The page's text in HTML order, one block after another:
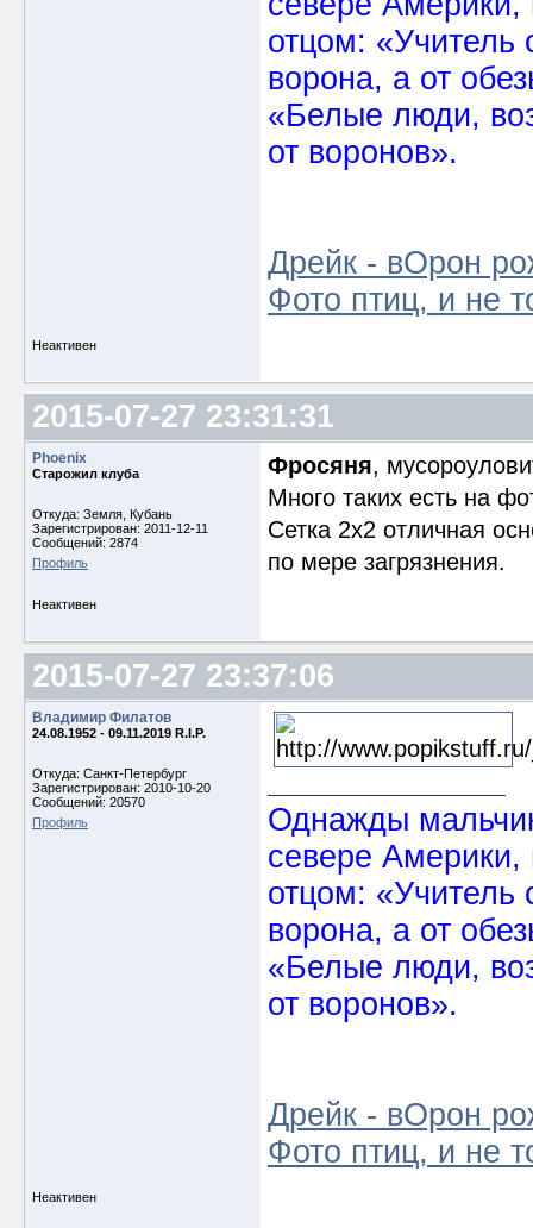
отцом: «Учитель
ворона, а от
«Белые люди,
от воронов».
Дрейк - вОрон
Фото птиц, и не
Неактивен
2015-07-27 23:31:31
Phoenix
Старожил клуба
Откуда: Земля, Кубань
Зарегистрирован: 2011-12-11
Сообщений: 2874
Профиль
Фросяня,
Много таких есть на
Сетка 2х2 отличная
по мере загрязнения.
Неактивен
2015-07-27 23:37:06
Владимир Филатов
24.08.1952 - 09.11.2019 R.I.P.
Откуда: Санкт-Петербург
Зарегистрирован: 2010-10-20
Сообщений: 20570
Профиль
Однажды
севере
отцом: «Учитель
ворона, а от
«Белые люди,
от воронов».
Дрейк - вОрон
Фото птиц, и не
Неактивен